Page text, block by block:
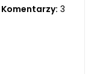
Komentarzy: 3